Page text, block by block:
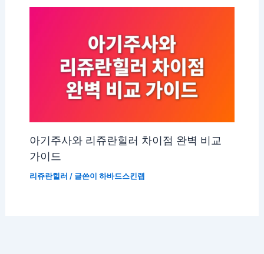
아기주사와 리쥬란힐러 차이점 완벽 비교
가이드
리쥬란힐러 / 글쓴이 하바드스킨랩